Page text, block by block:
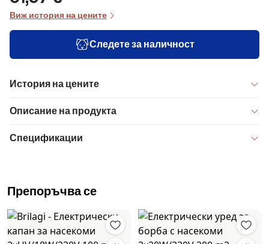
Виж история на цените
Следете за наличност
История на цените
Описание на продукта
Спецификации
Препоръчва се